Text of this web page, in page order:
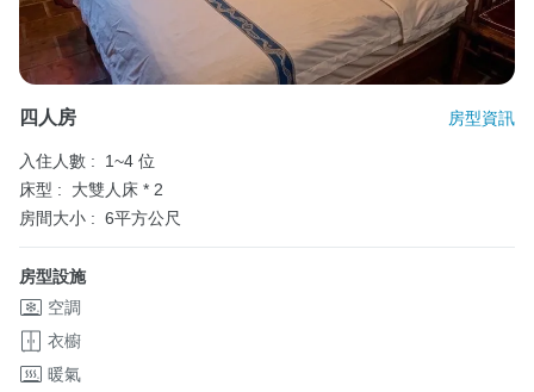
四人房 房型資訊
入住人數 :
1~4 位
床型 :
大雙人床 * 2
房間大小 : 6平方公尺
房型設施
空調
衣櫥
暖氣